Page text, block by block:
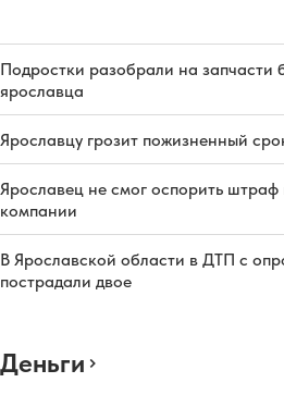
Подростки разобрали на запчасти
ярославца
Ярославцу грозит пожизненный
Ярославец не смог оспорить
компании
В Ярославской области в ДТП с
пострадали двое
Деньги